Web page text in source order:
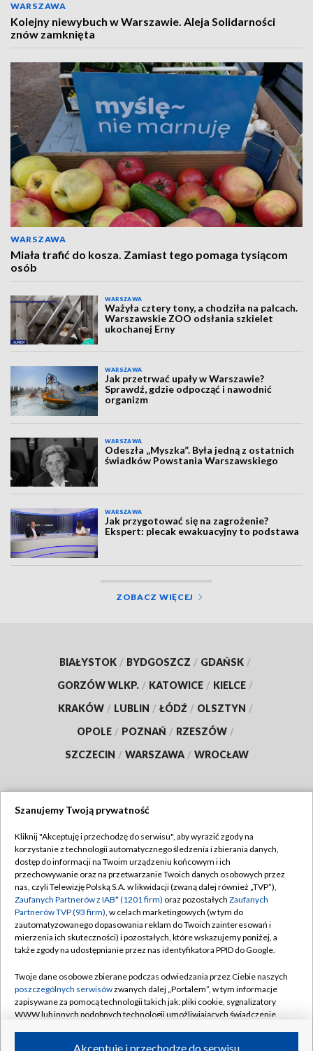
WARSZAWA
Kolejny niewybuch w Warszawie. Aleja Solidarności
znów zamknięta
WARSZAWA
Miała trafić do kosza. Zamiast tego pomaga tysiącom
osób
WARSZAWA
Ważyła cztery tony, a chodziła na palcach.
Warszawskie ZOO odsłania szkielet
ukochanej Erny
WARSZAWA
Jak przetrwać upały w Warszawie?
Sprawdź, gdzie odpocząć i nawodnić
organizm
WARSZAWA
Odeszła „Myszka”. Była jedną z ostatnich
świadków Powstania Warszawskiego
WARSZAWA
Jak przygotować się na zagrożenie?
Ekspert: plecak ewakuacyjny to podstawa
ZOBACZ WIĘCEJ
BIAŁYSTOK / BYDGOSZCZ / GDAŃSK /
GORZÓW WLKP. / KATOWICE / KIELCE /
KRAKÓW / LUBLIN / ŁÓDŹ / OLSZTYN /
OPOLE / POZNAŃ / RZESZÓW /
SZCZECIN / WARSZAWA / WROCŁAW
TVP
Abonament TVP
Emisja w TVP
Centrum informacji TVP
Naziemna Telewizja Cyfrowa
Rada Programowa
System NOS
Informacje o nadawcy
Regulamin TVP
Polityka prywatności
Moje zgody
Pomoc
Kontakt
Kanały
Szanujemy Twoją prywatność
Kliknij "Akceptuję i przechodzę do serwisu", aby wyrazić zgody na
korzystanie z technologii automatycznego śledzenia i zbierania danych,
dostęp do informacji na Twoim urządzeniu końcowym i ich
przechowywanie oraz na przetwarzanie Twoich danych osobowych przez
nas, czyli Telewizję Polską S.A. w likwidacji (zwaną dalej również „TVP”),
Zaufanych Partnerów z IAB* (1201 firm) oraz pozostałych Zaufanych
Partnerów TVP (93 firm), w celach marketingowych (w tym do
zautomatyzowanego dopasowania reklam do Twoich zainteresowań i
mierzenia ich skuteczności) i pozostałych, które wskazujemy poniżej, a
także zgody na udostępnianie przez nas identyfikatora PPID do Google.
Twoje dane osobowe zbierane podczas odwiedzania przez Ciebie naszych
poszczególnych serwisówzwanych dalej „Portalem”, w tym informacje
zapisywane za pomocą technologii takich jak: pliki cookie, sygnalizatory
WWW lub innych podobnych technologii umożliwiających świadczenie
Akceptuję i przechodzę do serwisu